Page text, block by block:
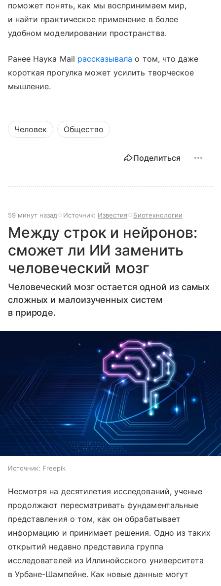
поможет понять, как мы воспринимаем мир,
и найти практическое применение в более
удобном моделировании пространства.
Ранее Наука Mail рассказывала о том, что даже
короткая прогулка может усилить творческое
мышление.
Человек Общество
Поделиться
59 минут назад Источник: Известия Биотехнологии
Между строк и нейронов:
сможет ли ИИ заменить
человеческий мозг
Человеческий мозг остается одной из самых
сложных и малоизученных систем
в природе.
Источник: Freepik
Несмотря на десятилетия исследований, ученые
продолжают пересматривать фундаментальные
представления о том, как он обрабатывает
информацию и принимает решения. Одно из таких
открытий недавно представила группа
исследователей из Иллинойсского университета
в Урбане-Шампейне. Как новые данные могут